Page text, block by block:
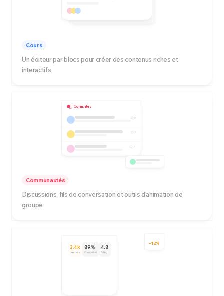
Cours
Un éditeur par blocs pour créer des contenus riches et
interactifs
Communities
5
3
8
Communautés
Discussions, fils de conversation et outils d'animation de
groupe
2.4k
Learners
89%
Completion
4.8
Rating
+12%